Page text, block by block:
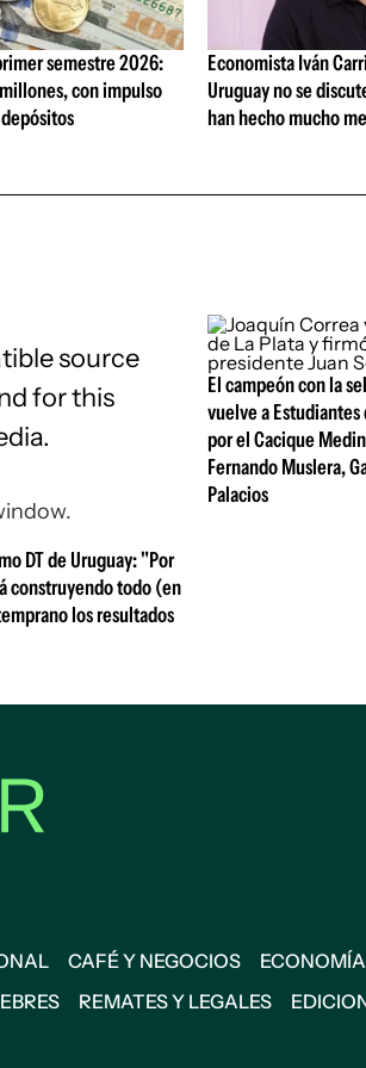
semestre 2026:
con impulso
Economista Iván
Uruguay no se
han hecho mucho
source
for this
DT de Uruguay: "Por
construyendo todo (en
los resultados
El campeón con la
vuelve a
por el Cacique
Fernando Muslera,
Palacios
CAFÉ Y NEGOCIOS
REMATES Y LEGALES